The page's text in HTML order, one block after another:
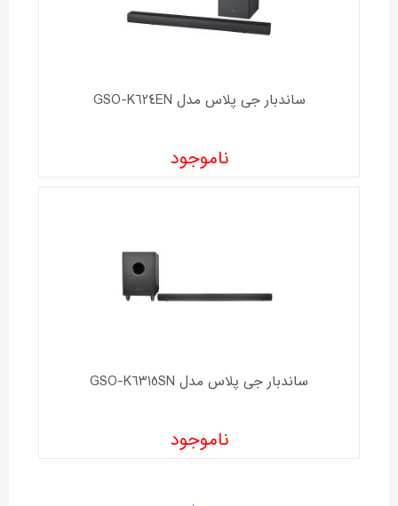
ساندبار جی پلاس مدل GSO-K624EN
ناموجود
ساندبار جی پلاس مدل GSO-K6315SN
ناموجود